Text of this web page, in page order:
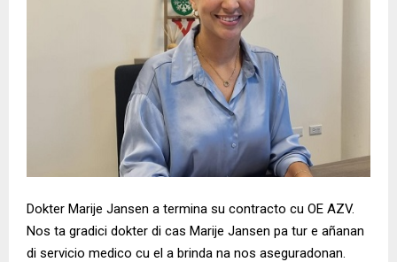
Dokter Marije Jansen a termina su contracto cu OE AZV.
Nos ta gradici dokter di cas Marije Jansen pa tur e añanan
di servicio medico cu el a brinda na nos aseguradonan.